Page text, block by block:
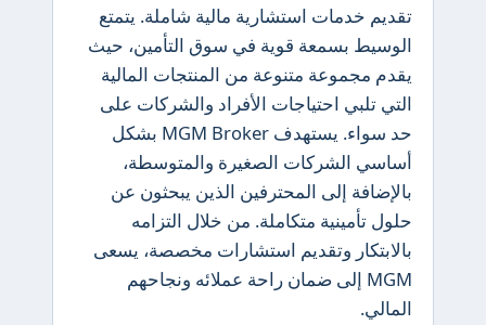
تقديم خدمات استشارية مالية شاملة. يتمتع
الوسيط بسمعة قوية في سوق التأمين، حيث
يقدم مجموعة متنوعة من المنتجات المالية
التي تلبي احتياجات الأفراد والشركات على
حد سواء. يستهدف MGM Broker بشكل
أساسي الشركات الصغيرة والمتوسطة،
بالإضافة إلى المحترفين الذين يبحثون عن
حلول تأمينية متكاملة. من خلال التزامه
بالابتكار وتقديم استشارات مخصصة، يسعى
MGM إلى ضمان راحة عملائه ونجاحهم
المالي.